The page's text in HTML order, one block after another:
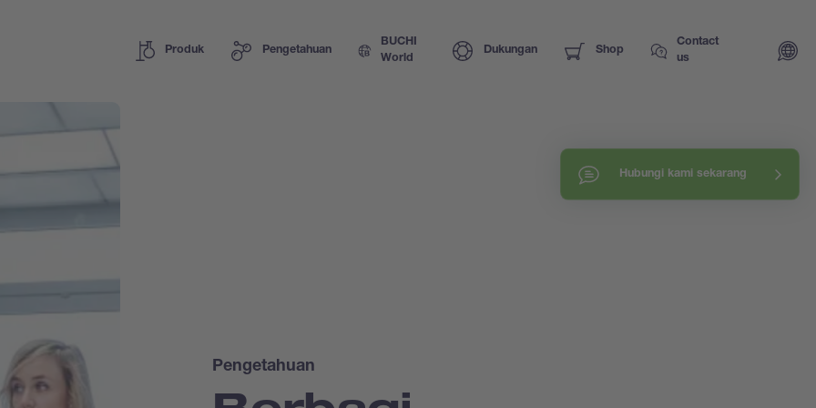
Produk Pengetahuan
BUCHI
World
Dukungan Shop
Contact
us
Hubungi kami sekarang
Pengetahuan